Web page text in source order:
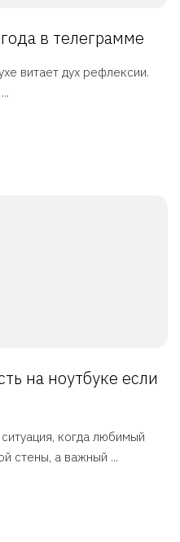
в телеграмме
витает дух рефлексии.
на ноутбуке если
когда любимый
стены, а важный ...